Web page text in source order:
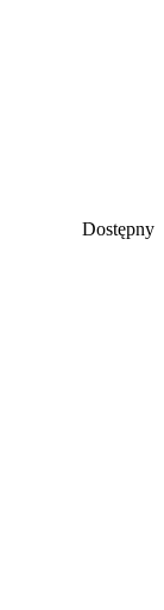
Dostępny